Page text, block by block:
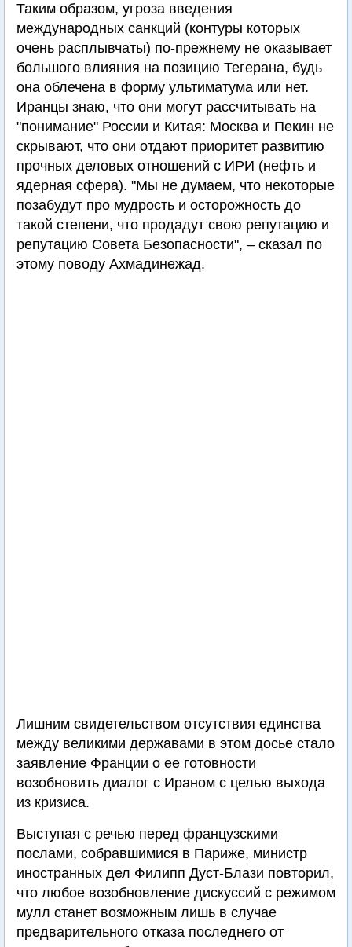
Таким образом, угроза введения
международных санкций (контуры которых
очень расплывчаты) по-прежнему не оказывает
большого влияния на позицию Тегерана, будь
она облечена в форму ультиматума или нет.
Иранцы знаю, что они могут рассчитывать на
"понимание" России и Китая: Москва и Пекин не
скрывают, что они отдают приоритет развитию
прочных деловых отношений с ИРИ (нефть и
ядерная сфера). "Мы не думаем, что некоторые
позабудут про мудрость и осторожность до
такой степени, что продадут свою репутацию и
репутацию Совета Безопасности", – сказал по
этому поводу Ахмадинежад.
Лишним свидетельством отсутствия единства
между великими державами в этом досье стало
заявление Франции о ее готовности
возобновить диалог с Ираном с целью выхода
из кризиса.
Выступая с речью перед французскими
послами, собравшимися в Париже, министр
иностранных дел Филипп Дуст-Блази повторил,
что любое возобновление дискуссий с режимом
мулл станет возможным лишь в случае
предварительного отказа последнего от